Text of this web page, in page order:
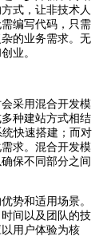
式，让非技术人
编写代码，只需
的业务需求。无
业。
采用混合开发模
种建站方式相结
快速搭建；而对
求。混合开发模
保不同部分之间
势和适用场景。
间以及团队的技
用户体验为核